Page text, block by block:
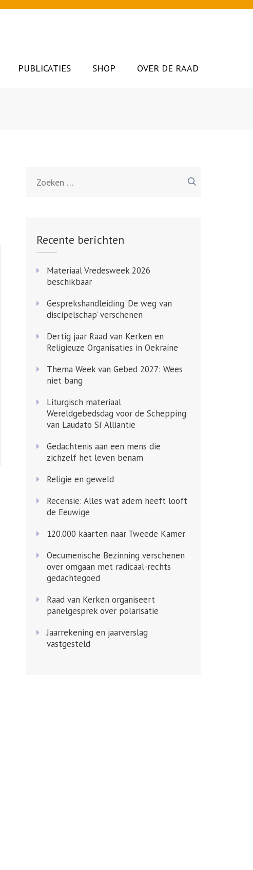
PUBLICATIES SHOP OVER DE RAAD
naar:
Recente berichten
Materiaal Vredesweek 2026
beschikbaar
Gesprekshandleiding ‘De weg van
discipelschap’ verschenen
Dertig jaar Raad van Kerken en
Religieuze Organisaties in Oekraïne
Thema Week van Gebed 2027: Wees
niet bang
Liturgisch materiaal
Wereldgebedsdag voor de Schepping
van Laudato Si’ Alliantie
Gedachtenis aan een mens die
zichzelf het leven benam
Religie en geweld
Recensie: Alles wat adem heeft looft
de Eeuwige
120.000 kaarten naar Tweede Kamer
Oecumenische Bezinning verschenen
over omgaan met radicaal-rechts
gedachtegoed
Raad van Kerken organiseert
panelgesprek over polarisatie
Jaarrekening en jaarverslag
vastgesteld